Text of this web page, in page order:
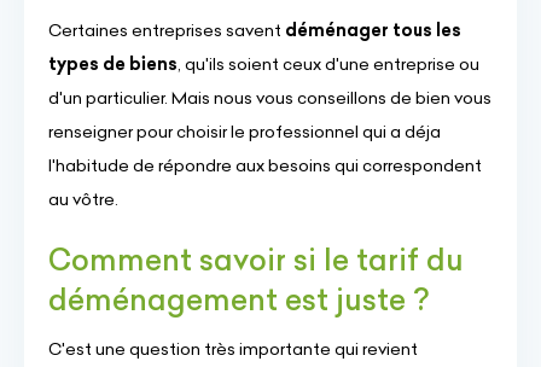
Certaines entreprises savent déménager tous les
types de biens, qu'ils soient ceux d'une entreprise ou
d'un particulier. Mais nous vous conseillons de bien vous
renseigner pour choisir le professionnel qui a déja
l'habitude de répondre aux besoins qui correspondent
au vôtre.
Comment savoir si le tarif du
déménagement est juste ?
C'est une question très importante qui revient